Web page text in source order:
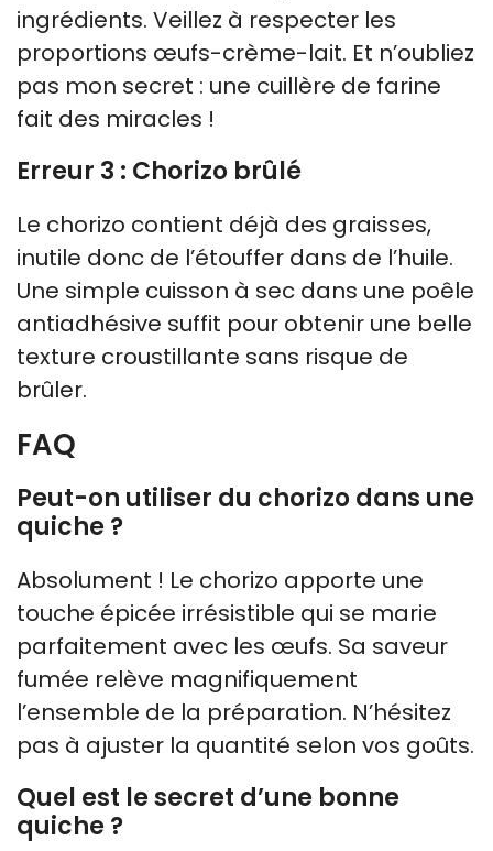
ingrédients. Veillez à respecter les
proportions œufs-crème-lait. Et n’oubliez
pas mon secret : une cuillère de farine
fait des miracles !
Erreur 3 : Chorizo brûlé
Le chorizo contient déjà des graisses,
inutile donc de l’étouffer dans de l’huile.
Une simple cuisson à sec dans une poêle
antiadhésive suffit pour obtenir une belle
texture croustillante sans risque de
brûler.
FAQ
Peut-on utiliser du chorizo dans une
quiche ?
Absolument ! Le chorizo apporte une
touche épicée irrésistible qui se marie
parfaitement avec les œufs. Sa saveur
fumée relève magnifiquement
l’ensemble de la préparation. N’hésitez
pas à ajuster la quantité selon vos goûts.
Quel est le secret d’une bonne
quiche ?